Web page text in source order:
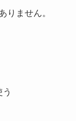
りません。